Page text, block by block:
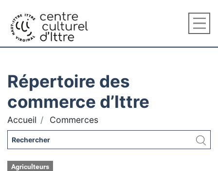
Répertoire des
commerce d’Ittre
Accueil Commerces
Agriculteurs